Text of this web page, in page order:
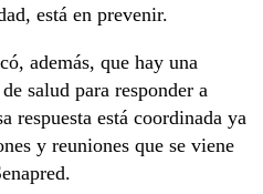
está en prevenir.
además, que hay una
salud para responder a
respuesta está coordinada ya
y reuniones que se viene